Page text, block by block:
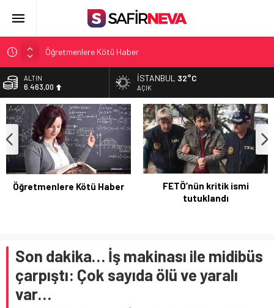
Öğretmenlere Kötü Haber
FETÖ’nün kritik ismi tutuklandı
Son dakika… İstanbul’da trafik felç
Yunanistan Başbakanı Çipras Türkiye’ye gelecek
Açlık Sınırı Açıklandı
BİST
13.703,13
DOLAR
47,5751
EURO
54,9635
ALTIN
İSTANBUL 32°C
AÇIK
Öğretmenlere Kötü Haber
FETÖ’nün kritik ismi
tutuklandı
Son dakika… İş makinası ile midibüs
çarpıştı: Çok sayıda ölü ve yaralı
var…